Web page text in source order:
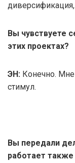
диверсификация,
Вы чувствуете
этих проектах?
ЭН: Конечно.
стимул.
Вы передали
работает